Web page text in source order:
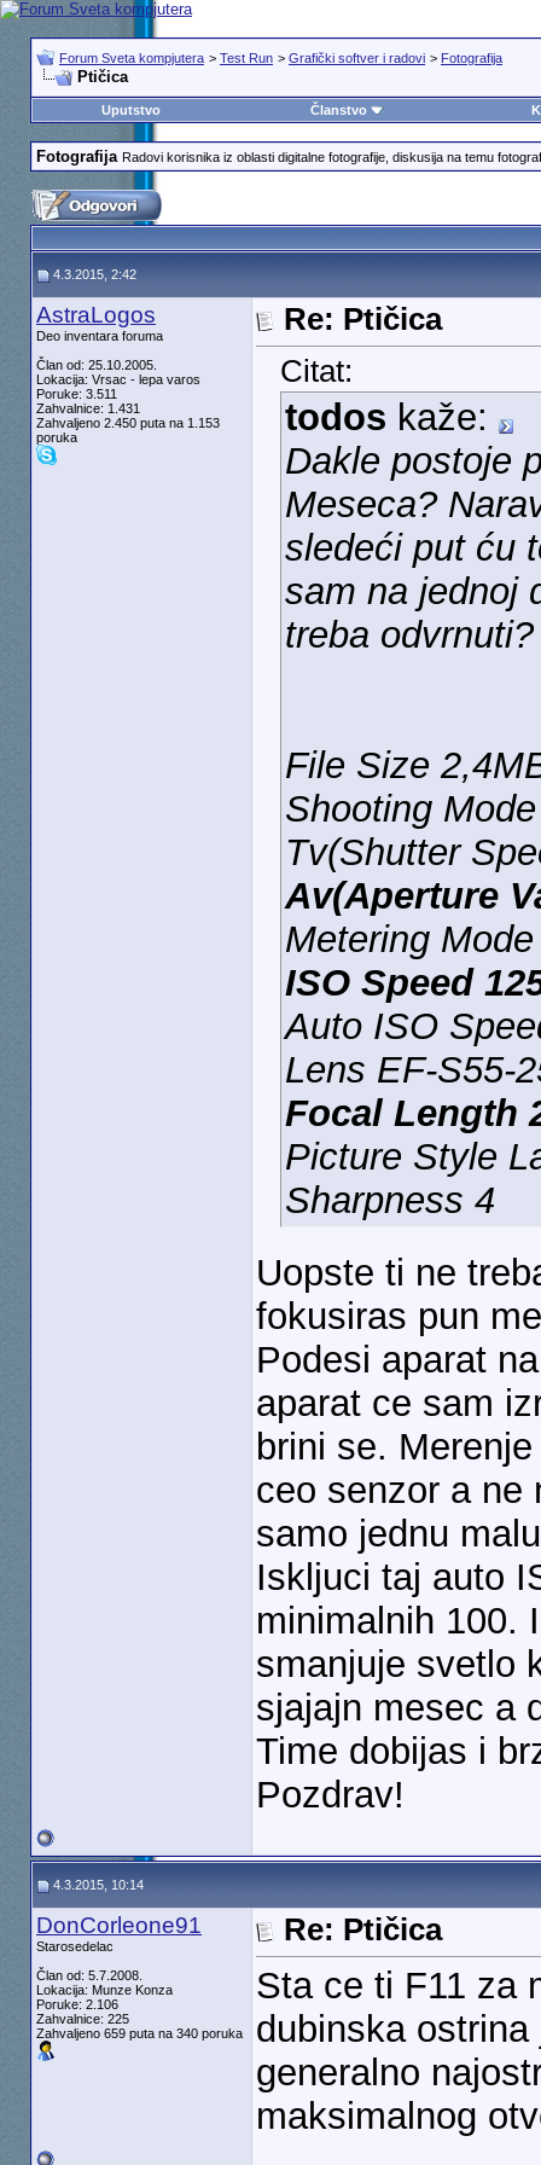
Forum Sveta kompjutera > Test Run > Grafički softver i radovi > Fotografija
Ptičica
Uputstvo Članstvo
Fotografija Radovi korisnika iz oblasti digitalne fotografije, diskusija na temu
4.3.2015, 2:42
AstraLogos
Deo inventara foruma
Član od: 25.10.2005.
Lokacija: Vrsac - lepa varos
Poruke: 3.511
Zahvalnice: 1.431
Zahvaljeno 2.450 puta na 1.153
poruka
Re: Ptičica
Citat:
todos kaže:
Dakle postoje
Meseca?
sledeći put ću
sam na jednoj
treba odvrnuti?
File Size
Shooting
Tv(Shutter
Av(Aperture
Metering
ISO Speed
Auto ISO
Lens EF-S55-
Focal Length
Picture Style
Sharpness 4
Uopste ti ne
fokusiras pun
Podesi aparat
aparat ce sam
brini se.
ceo senzor a ne
samo jednu
Iskljuci taj auto
minimalnih 100.
smanjuje svetlo
sjajajn mesec a
Time dobijas i
Pozdrav!
4.3.2015, 10:14
DonCorleone91
Starosedelac
Član od: 5.7.2008.
Lokacija: Munze Konza
Poruke: 2.106
Zahvalnice: 225
Zahvaljeno 659 puta na 340 poruka
Re: Ptičica
Sta ce ti F11 za
dubinska
generalno
maksimalnog